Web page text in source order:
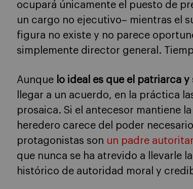
ocupará únicamente el puesto de
un cargo no ejecutivo– mientras el
figura no existe y no parece
simplemente director general.
Aunque lo ideal es que el patriarca
llegar a un acuerdo, en la práctica
prosaica. Si el antecesor mantiene
heredero carece del poder
protagonistas son un padre
que nunca se ha atrevido a llevarle
histórico de autoridad moral y